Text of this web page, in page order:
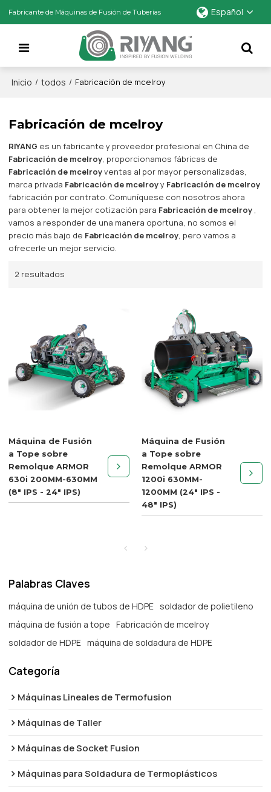
Fabricante de Máquinas de Fusión de Tuberías Español
Inicio / todos / Fabricación de mcelroy
Fabricación de mcelroy
RIYANG es un fabricante y proveedor profesional en China de
Fabricación de mcelroy, proporcionamos fábricas de
Fabricación de mcelroyventas al por mayor personalizadas,
marca privada Fabricación de mcelroyy Fabricación de mcelroy
fabricación por contrato. Comuníquese con nosotros ahora
para obtener la mejor cotización para Fabricación de mcelroy ,
vamos a responder de una manera oportuna, no somos el
precio más bajo de Fabricación de mcelroy, pero vamos a
ofrecerle un mejor servicio.
2 resultados
Máquina de Fusión
a Tope sobre
Remolque ARMOR
630i 200MM-630MM
(8" IPS - 24" IPS)
Máquina de Fusión
a Tope sobre
Remolque ARMOR
1200i 630MM-
1200MM (24" IPS -
48" IPS)
Palabras Claves
máquina de unión de tubos de HDPE soldador de polietileno
máquina de fusión a tope
Fabricación de mcelroy
soldador de HDPE máquina de soldadura de HDPE
Categoría
Máquinas Lineales de Termofusion
Máquinas de Taller
Máquinas de Socket Fusion
Máquinas para Soldadura de Termoplásticos